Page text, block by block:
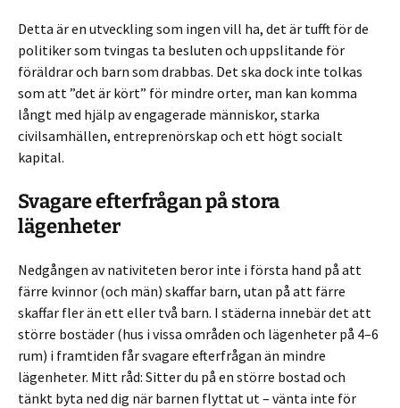
Detta är en utveckling som ingen vill ha, det är tufft för de
politiker som tvingas ta besluten och uppslitande för
föräldrar och barn som drabbas. Det ska dock inte tolkas
som att ”det är kört” för mindre orter, man kan komma
långt med hjälp av engagerade människor, starka
civilsamhällen, entreprenörskap och ett högt socialt
kapital.
Svagare efterfrågan på stora
lägenheter
Nedgången av nativiteten beror inte i första hand på att
färre kvinnor (och män) skaffar barn, utan på att färre
skaffar fler än ett eller två barn. I städerna innebär det att
större bostäder (hus i vissa områden och lägenheter på 4–6
rum) i framtiden får svagare efterfrågan än mindre
lägenheter. Mitt råd: Sitter du på en större bostad och
tänkt byta ned dig när barnen flyttat ut – vänta inte för